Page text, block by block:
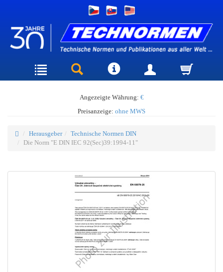
Angezeigte Währung: €
Preisanzeige: ohne MWS
Herausgeber
Technische Normen DIN
Die Norm "E DIN IEC 92(Sec)39:1994-11"